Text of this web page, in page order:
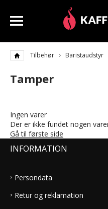
Tilbehør Baristaudstyr
Tamper
Ingen varer
Der er ikke fundet nogen
Gå til første side
INFORMATION
Persondata
Retur og reklamation